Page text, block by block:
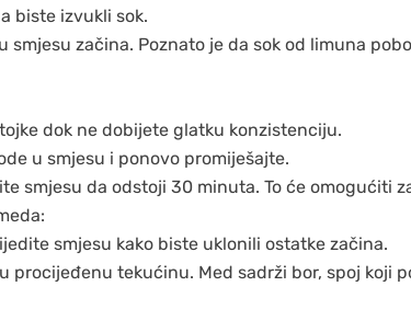
biste izvukli sok.
smjesu začina. Poznato je da sok od limuna
dok ne dobijete glatku konzistenciju.
u smjesu i ponovo promiješajte.
smjesu da odstoji 30 minuta. To će omogućiti
smjesu kako biste uklonili ostatke začina.
procijeđenu tekućinu. Med sadrži bor, spoj koji